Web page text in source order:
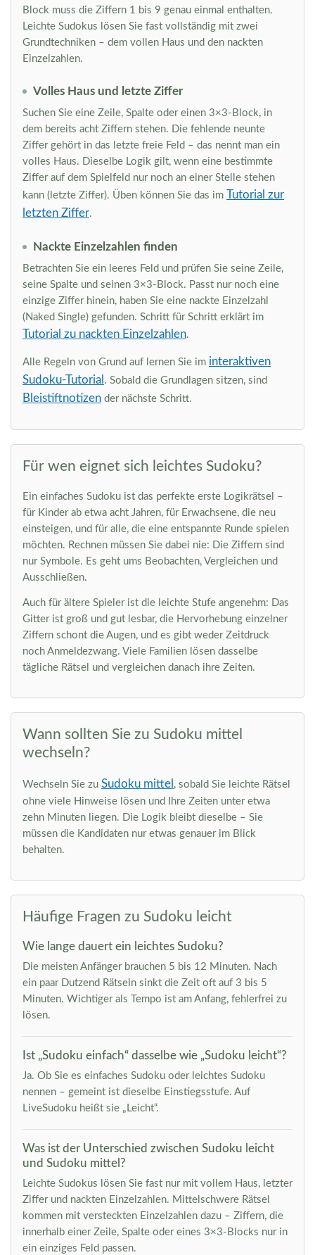
Block muss die Ziffern 1 bis 9 genau einmal enthalten.
Leichte Sudokus lösen Sie fast vollständig mit zwei
Grundtechniken – dem vollen Haus und den nackten
Einzelzahlen.
Volles Haus und letzte Ziffer
Suchen Sie eine Zeile, Spalte oder einen 3×3-Block, in
dem bereits acht Ziffern stehen. Die fehlende neunte
Ziffer gehört in das letzte freie Feld – das nennt man ein
volles Haus. Dieselbe Logik gilt, wenn eine bestimmte
Ziffer auf dem Spielfeld nur noch an einer Stelle stehen
kann (letzte Ziffer). Üben können Sie das im Tutorial zur
letzten Ziffer.
Nackte Einzelzahlen finden
Betrachten Sie ein leeres Feld und prüfen Sie seine Zeile,
seine Spalte und seinen 3×3-Block. Passt nur noch eine
einzige Ziffer hinein, haben Sie eine nackte Einzelzahl
(Naked Single) gefunden. Schritt für Schritt erklärt im
Tutorial zu nackten Einzelzahlen.
Alle Regeln von Grund auf lernen Sie im interaktiven
Sudoku-Tutorial . Sobald die Grundlagen sitzen, sind
Bleistiftnotizen der nächste Schritt.
Für wen eignet sich leichtes Sudoku?
Ein einfaches Sudoku ist das perfekte erste Logikrätsel –
für Kinder ab etwa acht Jahren, für Erwachsene, die neu
einsteigen, und für alle, die eine entspannte Runde spielen
möchten. Rechnen müssen Sie dabei nie: Die Ziffern sind
nur Symbole. Es geht ums Beobachten, Vergleichen und
Ausschließen.
Auch für ältere Spieler ist die leichte Stufe angenehm: Das
Gitter ist groß und gut lesbar, die Hervorhebung einzelner
Ziffern schont die Augen, und es gibt weder Zeitdruck
noch Anmeldezwang. Viele Familien lösen dasselbe
tägliche Rätsel und vergleichen danach ihre Zeiten.
Wann sollten Sie zu Sudoku mittel
wechseln?
Wechseln Sie zu Sudoku mittel , sobald Sie leichte Rätsel
ohne viele Hinweise lösen und Ihre Zeiten unter etwa
zehn Minuten liegen. Die Logik bleibt dieselbe – Sie
müssen die Kandidaten nur etwas genauer im Blick
behalten.
Häufige Fragen zu Sudoku leicht
Wie lange dauert ein leichtes Sudoku?
Die meisten Anfänger brauchen 5 bis 12 Minuten. Nach
ein paar Dutzend Rätseln sinkt die Zeit oft auf 3 bis 5
Minuten. Wichtiger als Tempo ist am Anfang, fehlerfrei zu
lösen.
Ist „Sudoku einfach“ dasselbe wie „Sudoku leicht“?
Ja. Ob Sie es einfaches Sudoku oder leichtes Sudoku
nennen – gemeint ist dieselbe Einstiegsstufe. Auf
LiveSudoku heißt sie „Leicht“.
Was ist der Unterschied zwischen Sudoku leicht
und Sudoku mittel?
Leichte Sudokus lösen Sie fast nur mit vollem Haus, letzter
Ziffer und nackten Einzelzahlen. Mittelschwere Rätsel
kommen mit versteckten Einzelzahlen dazu – Ziffern, die
innerhalb einer Zeile, Spalte oder eines 3×3-Blocks nur in
ein einziges Feld passen.